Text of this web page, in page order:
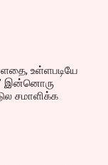
உள்ளபடியே
இன்னொரு
சமாளிக்க